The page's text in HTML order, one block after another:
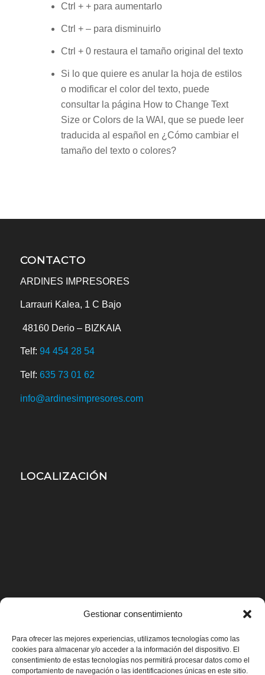
Gestionar consentimiento
Para ofrecer las mejores experiencias, utilizamos tecnologías como las
cookies para almacenar y/o acceder a la información del dispositivo. El
consentimiento de estas tecnologías nos permitirá procesar datos como el
comportamiento de navegación o las identificaciones únicas en este sitio.
Ctrl + + para aumentarlo
Ctrl + – para disminuirlo
Ctrl + 0 restaura el tamaño original del texto
Si lo que quiere es anular la hoja de estilos
o modificar el color del texto, puede
consultar la página How to Change Text
Size or Colors de la WAI , que se puede leer
traducida al español en ¿Cómo cambiar el
tamaño del texto o colores?
CONTACTO
ARDINES IMPRESORES
Larrauri Kalea, 1 C Bajo
48160 Derio – BIZKAIA
Telf: 94 454 28 54
Telf: 635 73 01 62
info@ardinesimpresores.com
LOCALIZACIÓN